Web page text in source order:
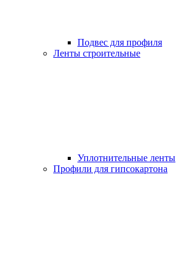
Подвес для профиля
Ленты строительные
Уплотнительные ленты
Профили для гипсокартона